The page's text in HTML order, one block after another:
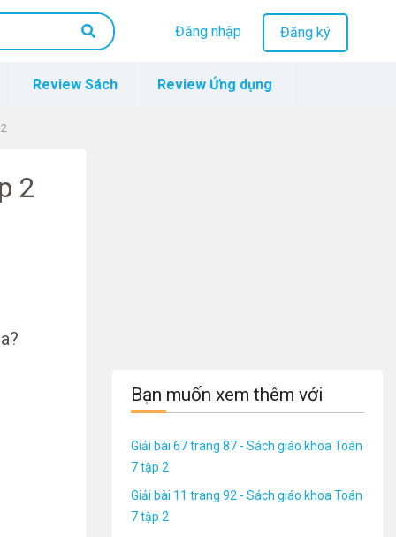
Đăng nhập Đăng ký
Review Sách Review Ứng dụng
2
Bạn muốn xem thêm với
Giải bài 67 trang 87 - Sách giáo khoa Toán
7 tập 2
Giải bài 11 trang 92 - Sách giáo khoa Toán
7 tập 2